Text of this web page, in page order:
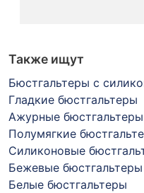
Также ищут
Бюстгальтеры с
Гладкие бюстгальтеры
Ажурные бюстгальтеры
Полумягкие
Силиконовые
Бежевые бюстгальтеры
Белые бюстгальтеры